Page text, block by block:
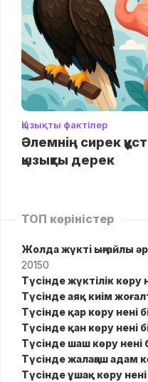
Қызықты фактілер
Әлемнің сирек
қызықты дерек
ТОП көріністер
Жолда жүктi ыңғайлы
20150
Түсінде жүктілік көру
Түсінде аяқ киім
Түсінде қар көру нені
Түсінде қан көру нені
Түсінде шаш көру нені
Түсінде жалаңаш адам
Түсінде ұшақ көру нені